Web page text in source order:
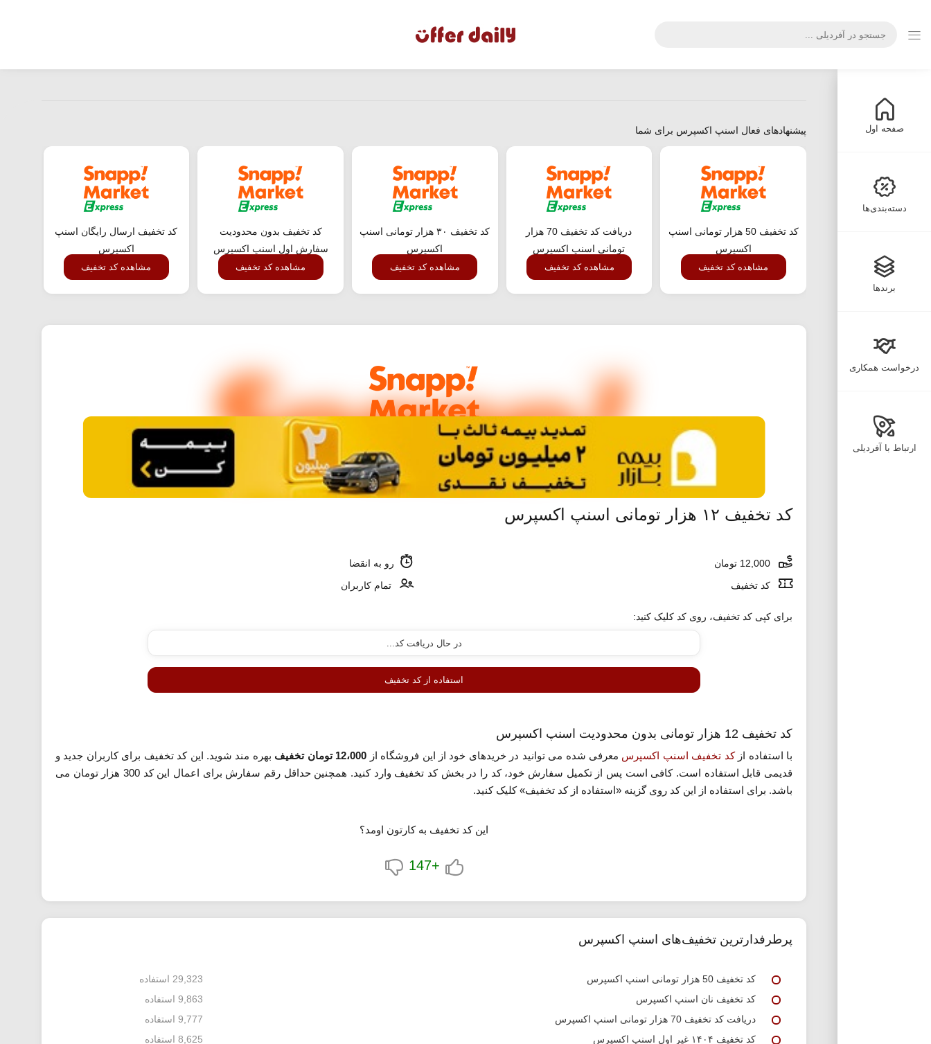
صفحه اول
دسته‌بندی‌ها
برندها
درخواست همکاری
ارتباط با آفردیلی
پیشنهادهای فعال اسنپ اکسپرس برای شما
کد تخفیف 50 هزار تومانی اسنپ
اکسپرس
مشاهده کد تخفیف
دریافت کد تخفیف 70 هزار
تومانی اسنپ اکسپرس
مشاهده کد تخفیف
کد تخفیف ۳۰ هزار تومانی اسنپ
اکسپرس
مشاهده کد تخفیف
کد تخفیف بدون محدودیت
سفارش اول اسنپ اکسپرس
مشاهده کد تخفیف
کد تخفیف ارسال رایگان اسنپ
اکسپرس
مشاهده کد تخفیف
کد تخفیف ۱۲ هزار تومانی اسنپ اکسپرس
رو به انقضا
کد تخفیف
تمام کاربران
برای کپی کد تخفیف، روی کد کلیک کنید:
استفاده از کد تخفیف
کد تخفیف 12 هزار تومانی بدون محدودیت اسنپ اکسپرس
با استفاده ازکد تخفیف اسنپ اکسپرس معرفی شده می توانید در خریدهای خود از این فروشگاه از 12،000 تومان تخفیف
بهره مند شوید. این کد تخفیف برای کاربران جدید و
قدیمی قابل استفاده است. کافی است پس از تکمیل سفارش خود، کد را در بخش کد تخفیف وارد کنید. همچنین حداقل رقم سفارش برای اعمال این کد 300 هزار تومان می
باشد. برای استفاده از این کد روی گزینه «استفاده از کد تخفیف» کلیک کنید.
این کد تخفیف به کارتون اومد؟
+147
پرطرفدارترین تخفیف‌های اسنپ اکسپرس
کد تخفیف 50 هزار تومانی اسنپ اکسپرس
29,323 استفاده
کد تخفیف نان اسنپ اکسپرس
9,863 استفاده
دریافت کد تخفیف 70 هزار تومانی اسنپ اکسپرس
9,777 استفاده
کد تخفیف ۱۴۰۴ غیر اول اسنپ اکسپرس
8,625 استفاده